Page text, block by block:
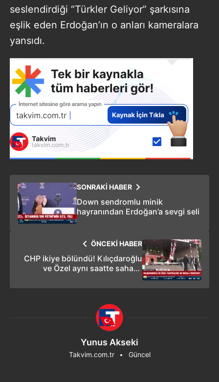
seslendirdiği “Türkler Geliyor” şarkısına
eşlik eden Erdoğan’ın o anları kameralara
yansıdı.
SONRAKİ HABER
Down sendromlu minik
hayranından Erdoğan’a sevgi seli
ÖNCEKİ HABER
CHP ikiye bölündü! Kılıçdaroğlu
ve Özel aynı saatte sahaya
Yunus Akseki
Takvim.com.tr Güncel